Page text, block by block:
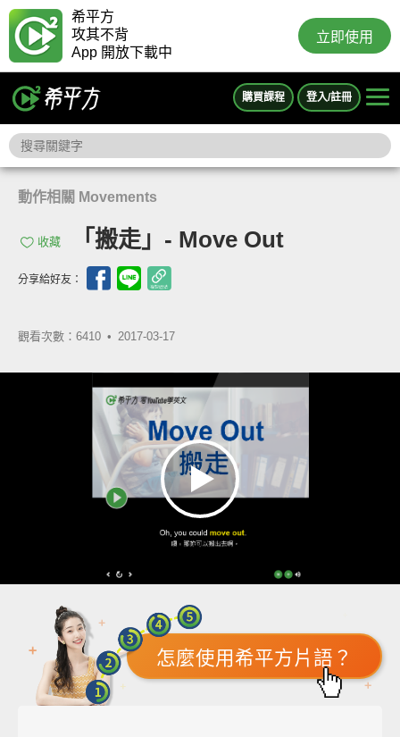
希平方
攻其不背
App 開放下載中
立即使用
購買課程 登入/註冊
動作相關 Movements
收藏 「搬走」- Move Out
分享給好友：
觀看次數：6410 • 2017-03-17
怎麼使用希平方片語？